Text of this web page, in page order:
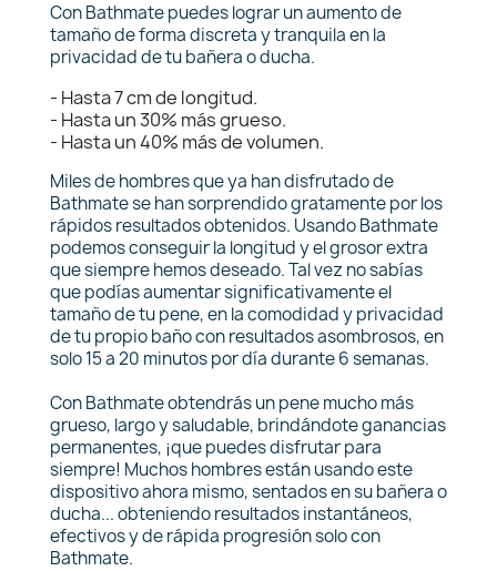
Con Bathmate puedes lograr un aumento de
tamaño de forma discreta y tranquila en la
privacidad de tu bañera o ducha.
- Hasta 7 cm de longitud.
- Hasta un 30% más grueso.
- Hasta un 40% más de volumen.
Miles de hombres que ya han disfrutado de
Bathmate se han sorprendido gratamente por los
rápidos resultados obtenidos. Usando Bathmate
podemos conseguir la longitud y el grosor extra
que siempre hemos deseado. Tal vez no sabías
que podías aumentar significativamente el
tamaño de tu pene, en la comodidad y privacidad
de tu propio baño con resultados asombrosos, en
solo 15 a 20 minutos por día durante 6 semanas.
Con Bathmate obtendrás un pene mucho más
grueso, largo y saludable, brindándote ganancias
permanentes, ¡que puedes disfrutar para
siempre! Muchos hombres están usando este
dispositivo ahora mismo, sentados en su bañera o
ducha... obteniendo resultados instantáneos,
efectivos y de rápida progresión solo con
Bathmate.